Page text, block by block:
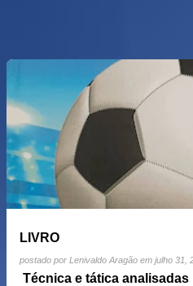
LIVRO
postado por Lenivaldo Aragão em julho 31,
Técnica e tática